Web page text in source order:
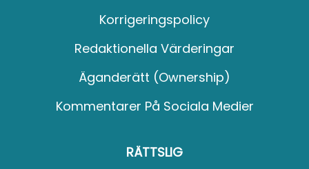
Korrigeringspolicy
Redaktionella Värderingar
Äganderätt (Ownership)
Kommentarer På Sociala Medier
RÄTTSLIG